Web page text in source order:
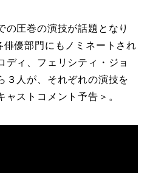
の圧巻の演技が話題となり
優部門にもノミネートされ
ディ、フェリシティ・ジョ
３人が、それぞれの演技を
ストコメント予告＞。